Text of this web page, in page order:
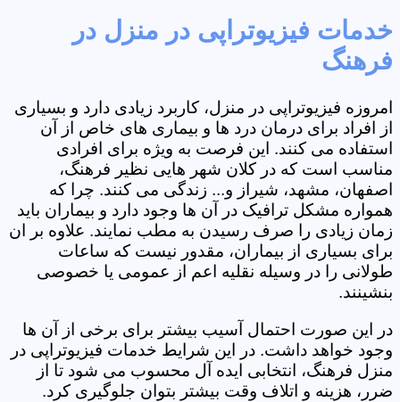
خدمات فیزیوتراپی در منزل در
فرهنگ
امروزه فیزیوتراپی در منزل، کاربرد زیادی دارد و بسیاری
از افراد برای درمان درد ها و بیماری های خاص از آن
استفاده می کنند. این فرصت به ویژه برای افرادی
مناسب است که در کلان شهر هایی نظیر فرهنگ،
اصفهان، مشهد، شیراز و... زندگی می کنند. چرا که
همواره مشکل ترافیک در آن ها وجود دارد و بیماران باید
زمان زیادی را صرف رسیدن به مطب نمایند. علاوه بر ان
برای بسیاری از بیماران، مقدور نیست که ساعات
طولانی را در وسیله نقلیه اعم از عمومی یا خصوصی
بنشینند.
در این صورت احتمال آسیب بیشتر برای برخی از آن ها
وجود خواهد داشت. در این شرایط خدمات فیزیوتراپی در
منزل فرهنگ، انتخابی ایده آل محسوب می شود تا از
ضرر، هزینه و اتلاف وقت بیشتر بتوان جلوگیری کرد.